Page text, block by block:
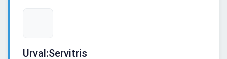
Urval:Servitris